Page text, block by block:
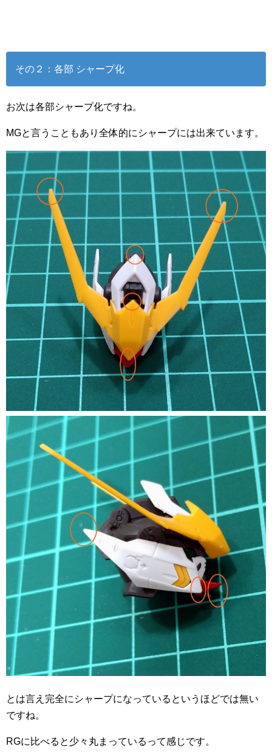
その２：各部 シャープ化
お次は各部シャープ化ですね。
MGと言うこともあり全体的にシャープには出来ています。
とは言え完全にシャープになっているというほどでは無い
ですね。
RGに比べると少々丸まっているって感じです。